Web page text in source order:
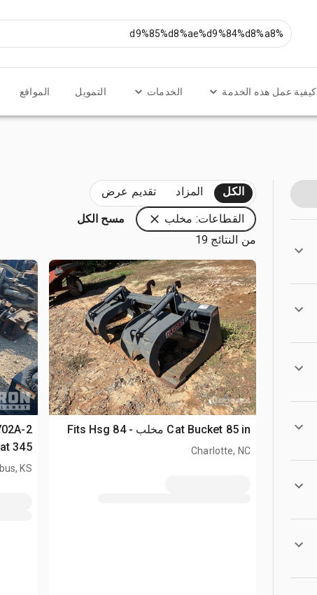
كيفية عمل هذه الخدمة الخدمات التمويل المواقع
الكل المزاد تقديم عرض
القطاعات: مخلب
مسح الكل
من النتائج 19
Cat Bucket 85 in مخلب - Fits Hsg 84
Charlotte, NC
345
KS